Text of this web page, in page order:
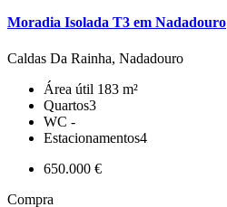
Moradia Isolada T3 em Nadadouro
Caldas Da Rainha, Nadadouro
Área útil 183 m²
Quartos3
WC -
Estacionamentos4
650.000 €
Compra